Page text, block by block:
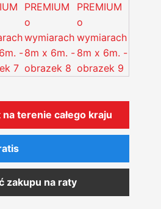
terenie całego kraju
zakupu na raty